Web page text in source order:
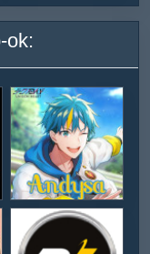
ok: